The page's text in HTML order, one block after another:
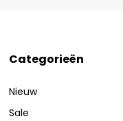
Categorieën
Nieuw
Sale